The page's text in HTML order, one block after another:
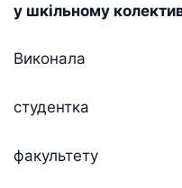
у шкільному
Виконала
студентка
факультету